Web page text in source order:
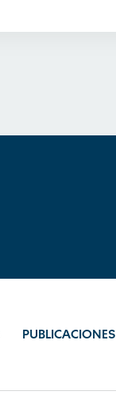
PUBLICACIONES